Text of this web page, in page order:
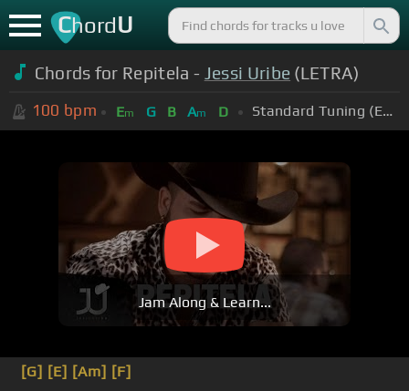
ChordU
Chords for Repitela - Jessi Uribe (LETRA)
100 bpm Em G B Am D Standard Tuning (EADGBE)
Jam Along & Learn...
[G] [E] [Am] [F]